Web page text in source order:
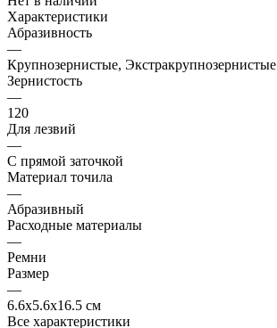
Характеристики
Абразивность
—
Крупнозернистые, Экстракрупнозернистые
Зернистость
—
120
Для лезвий
—
С прямой заточкой
Материал точила
—
Абразивный
Расходные материалы
—
Ремни
Размер
—
6.6x5.6x16.5 см
Все характеристики